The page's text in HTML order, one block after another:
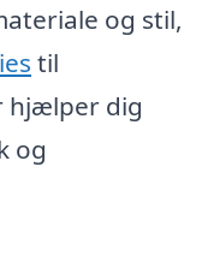
og stil,
til
hjælper dig
og